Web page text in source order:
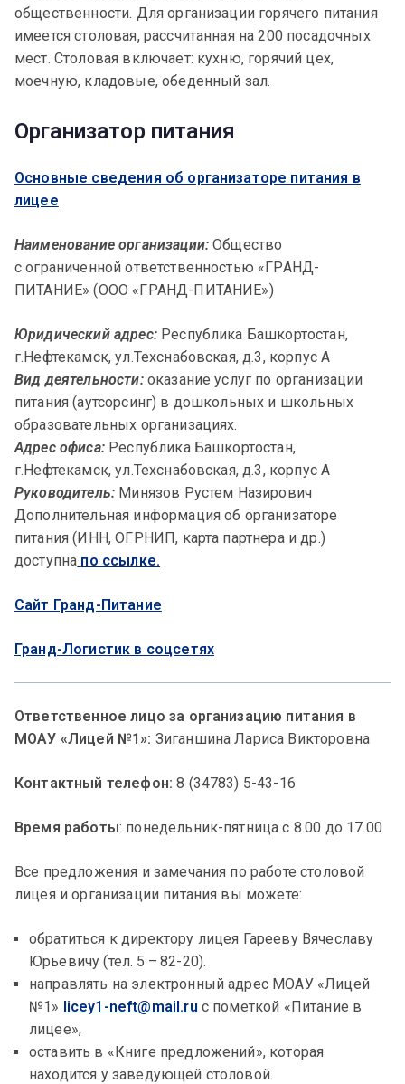
общественности. Для организации горячего питания
имеется столовая, рассчитанная на 200 посадочных
мест. Столовая включает: кухню, горячий цех,
моечную, кладовые, обеденный зал.
Организатор питания
Основные сведения об организаторе питания в
лицее
Наименованиеорганизации:Общество
с ограниченной ответственностью «ГРАНД-
ПИТАНИЕ» (ООО «ГРАНД-ПИТАНИЕ»)
Юридический адрес:Республика Башкортостан,
г.Нефтекамск, ул.Техснабовская, д.3, корпус А
Вид деятельности:оказание услуг по организации
питания (аутсорсинг) в дошкольных и школьных
образовательных организациях.
Адрес офиса:Республика Башкортостан,
г.Нефтекамск, ул.Техснабовская, д.3, корпус А
Руководитель: Минязов Рустем Назирович
Дополнительная информация об организаторе
питания (ИНН, ОГРНИП, карта партнера и др.)
доступна по ссылке.
Сайт Гранд-Питание
Гранд-Логистик в соцсетях
Ответственное лицо за организацию питания в
МОАУ «Лицей №1»: Зиганшина Лариса Викторовна
Контактный телефон: 8 (34783) 5-43-16
Время работы: понедельник-пятница с 8.00 до 17.00
Все предложения и замечания по работе столовой
лицея и организации питания вы можете:
обратиться к директору лицея Гарееву Вячеславу
Юрьевичу (тел. 5 – 82-20).
направлять на электронный адрес МОАУ «Лицей
№1» licey1-neft@mail.ru с пометкой «Питание в
лицее»,
оставить в «Книге предложений», которая
находится у заведующей столовой.